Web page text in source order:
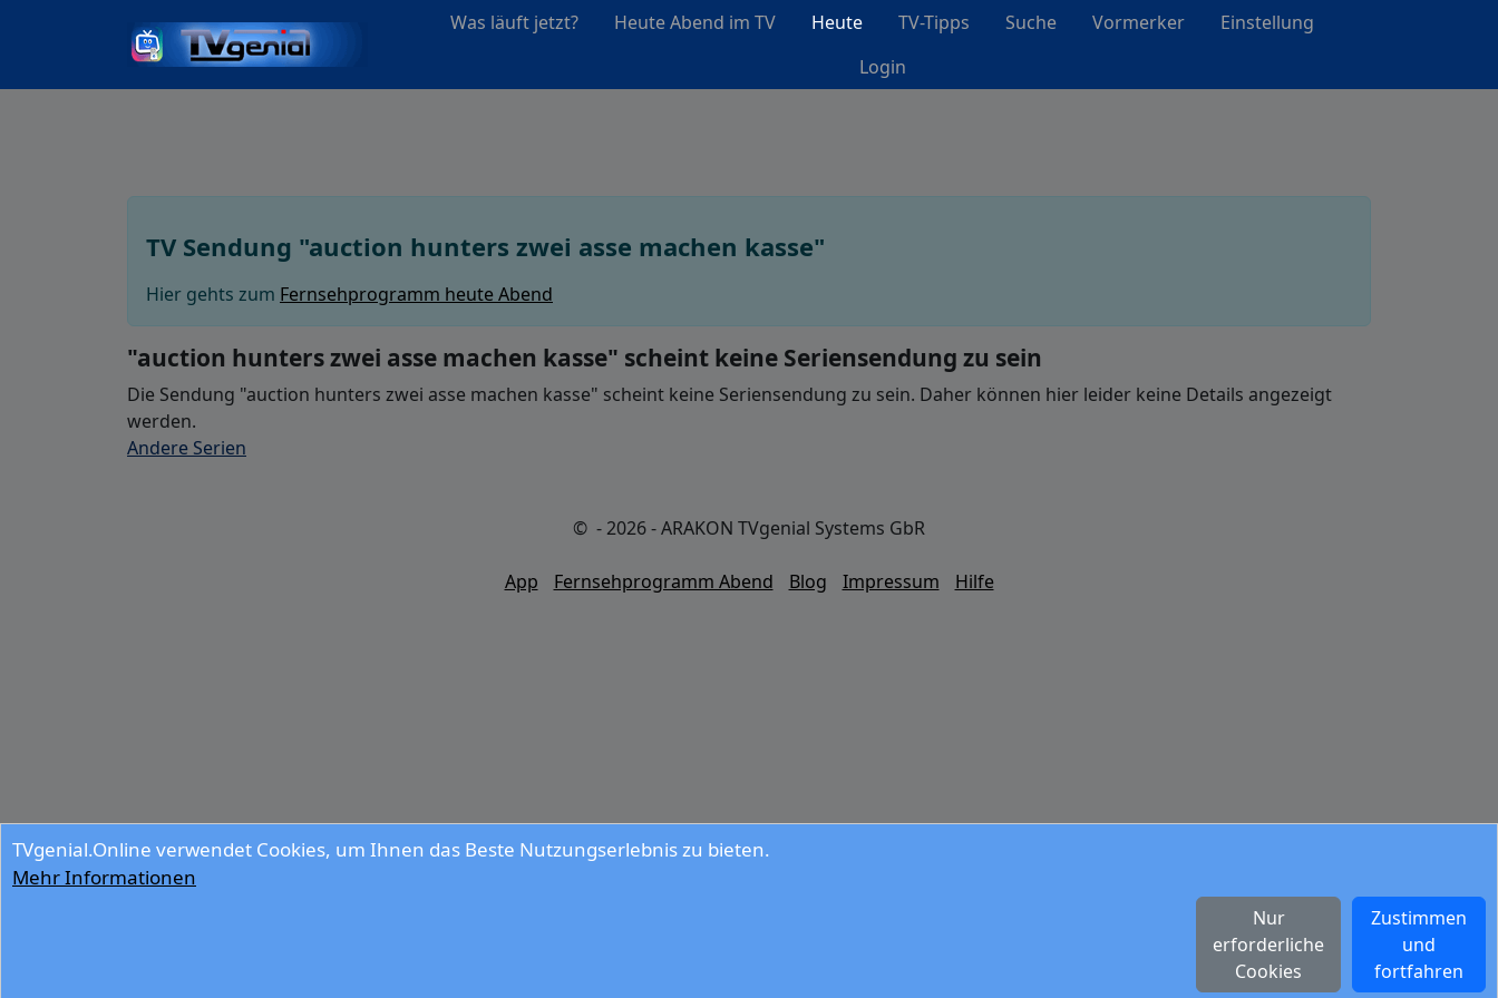
Was läuft jetzt? Heute Abend im TV Heute TV-Tipps Suche Vormerker
Einstellung
Login
TVgenial.Online verwendet Cookies, um Ihnen das Beste Nutzungserlebnis zu bieten.
Mehr Informationen
Zustimmen
und
fortfahren
Nur
erforderliche
Cookies
TV Sendung "auction hunters zwei asse machen kasse"
Hier gehts zum Fernsehprogramm heute Abend
"auction hunters zwei asse machen kasse" scheint keine Seriensendung zu sein
Die Sendung "auction hunters zwei asse machen kasse" scheint keine Seriensendung zu sein. Daher können hier leider keine Details angezeigt
werden.
Andere Serien
© - 2026 - ARAKON TVgenial Systems GbR
App Fernsehprogramm Abend Blog Impressum Hilfe